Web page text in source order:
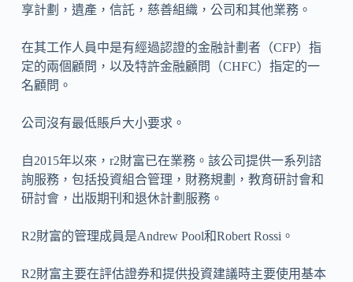
享計劃，遺產，信託，慈善組織，公司和其他業務。
在其工作人員中是有經過認證的金融計劃者（CFP）指
定的兩個顧問，以及特許金融顧問（CHFC）指定的一
名顧問。
公司沒有最低賬戶大小要求。
自2015年以來，r2財富已在業務。該公司提供一系列諮
詢服務，包括投資組合管理，財務規劃，教育研討會和
研討會，出版期刊和退休計劃服務。
R2財富的管理成員是Andrew Pool和Robert Rossi。
R2財富主要在評估證券和提供投資建議時主要使用基本